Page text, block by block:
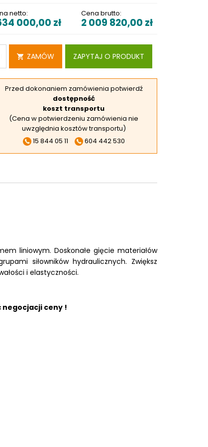
netto:
000,00 zł
Cena brutto:
2 009 820,00 zł
ZAMÓW ZAPYTAJ O PRODUKT
Przed dokonaniem zamówienia potwierdź
dostępność
koszt transportu
(Cena w potwierdzeniu zamówienia nie
uwzględnia kosztów transportu)
15 844 05 11
604 442 530
liniowym. Doskonałe gięcie materiałów
siłowników hydraulicznych. Zwiększ
i elastyczności.
negocjacji ceny !